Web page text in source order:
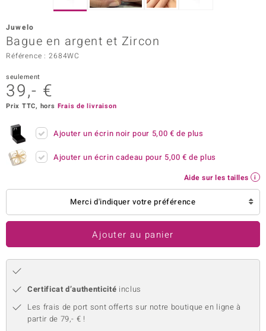
Juwelo
Bague en argent et Zircon
Référence : 2684WC
seulement
39,- €
Prix TTC, hors Frais de livraison
Ajouter un écrin noir pour 5,00 € de plus
Ajouter un écrin cadeau pour 5,00 € de plus
Aide sur les tailles
Merci d'indiquer votre préférence
Ajouter au panier
Certificat d’authenticité inclus
Les frais de port sont offerts sur notre boutique en ligne à
partir de 79,- € !